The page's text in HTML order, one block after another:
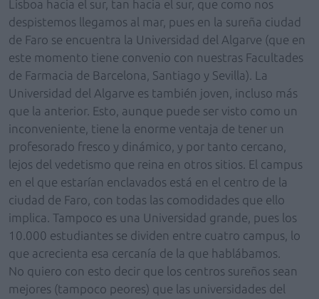
Lisboa hacia el sur, tan hacia el sur, que como nos
despistemos llegamos al mar, pues en la sureña ciudad
de Faro se encuentra la Universidad del Algarve (que en
este momento tiene convenio con nuestras Facultades
de Farmacia de Barcelona, Santiago y Sevilla). La
Universidad del Algarve es también joven, incluso más
que la anterior. Esto, aunque puede ser visto como un
inconveniente, tiene la enorme ventaja de tener un
profesorado fresco y dinámico, y por tanto cercano,
lejos del vedetismo que reina en otros sitios. El campus
en el que estarían enclavados está en el centro de la
ciudad de Faro, con todas las comodidades que ello
implica. Tampoco es una Universidad grande, pues los
10.000 estudiantes se dividen entre cuatro campus, lo
que acrecienta esa cercanía de la que hablábamos.
No quiero con esto decir que los centros sureños sean
mejores (tampoco peores) que las universidades del